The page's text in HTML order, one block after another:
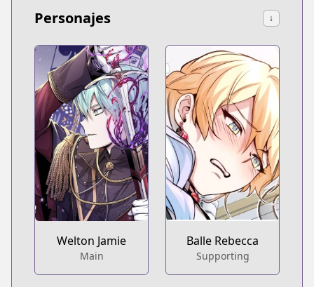
Personajes ↓
Welton Jamie
Main
Balle Rebecca
Supporting